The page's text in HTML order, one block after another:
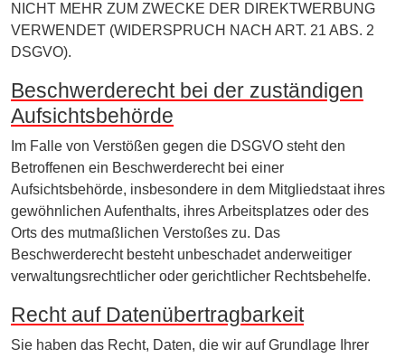
NICHT MEHR ZUM ZWECKE DER DIREKTWERBUNG
VERWENDET (WIDERSPRUCH NACH ART. 21 ABS. 2
DSGVO).
Beschwerde­recht bei der zuständigen
Aufsichts­behörde
Im Falle von Verstößen gegen die DSGVO steht den
Betroffenen ein Beschwerderecht bei einer
Aufsichtsbehörde, insbesondere in dem Mitgliedstaat ihres
gewöhnlichen Aufenthalts, ihres Arbeitsplatzes oder des
Orts des mutmaßlichen Verstoßes zu. Das
Beschwerderecht besteht unbeschadet anderweitiger
verwaltungsrechtlicher oder gerichtlicher Rechtsbehelfe.
Recht auf Daten­übertrag­barkeit
Sie haben das Recht, Daten, die wir auf Grundlage Ihrer